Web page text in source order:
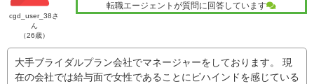
cgd_user_38さ
ん
（26歳）
転職エージェントが質問に回答しています
大手ブライダルプラン会社でマネージャーをしております。 現
在の会社では給与面で女性であることにビハインドを感じている